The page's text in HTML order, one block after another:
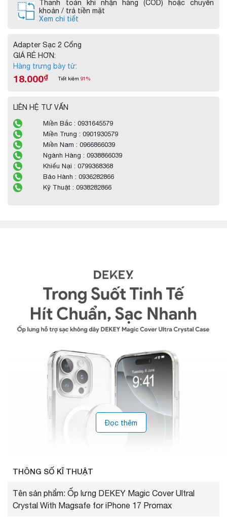
Thanh toán khi nhận hàng (COD) hoặc chuyển
khoản / trả tiền mặt
Xem chi tiết
Adapter Sạc 2 Cổng
GIÁ RẺ HƠN:
Hàng trưng bày từ:
18.000₫ Tiết kiệm 91%
LIÊN HỆ TƯ VẤN
Miền Bắc : 0931645579
Miền Trung : 0901930579
Miền Nam : 0966866039
Ngành Hàng : 0938866039
Khiếu Nại : 0799368368
Bảo Hành : 0936282866
Kỹ Thuật : 0938282866
Đọc thêm
THÔNG SỐ KĨ THUẬT
Tên sản phẩm: Ốp lưng DEKEY Magic Cover Ultral
Crystal With Magsafe for iPhone 17 Promax